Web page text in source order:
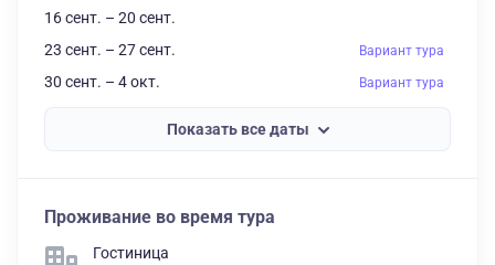
16 сент. – 20 сент.
23 сент. – 27 сент.
Вариант тура
30 сент. – 4 окт. Вариант тура
Показать все даты
Проживание во время тура
Гостиница